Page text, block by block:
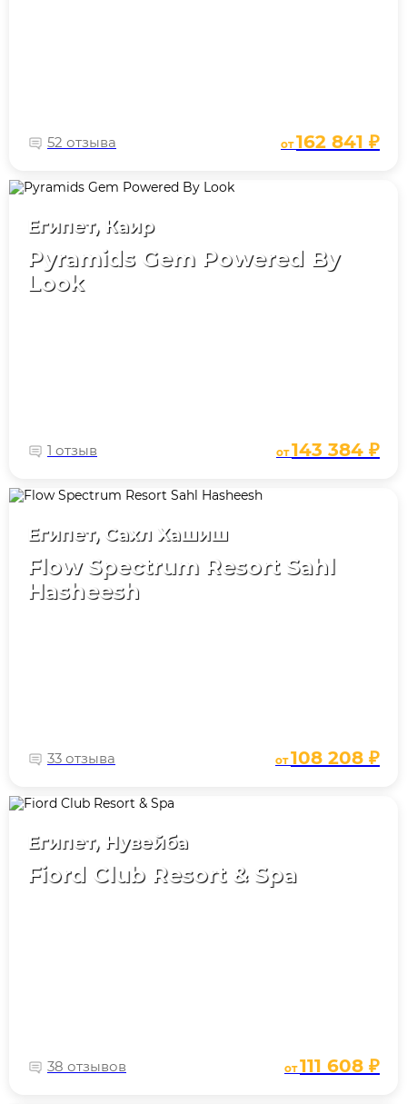
52 отзыва от162 841 ₽
Египет, Каир
Pyramids Gem Powered By
Look
1 отзыв от143 384 ₽
Египет, Сахл Хашиш
Flow Spectrum Resort Sahl
Hasheesh
33 отзыва от108 208 ₽
Египет, Нувейба
Fiord Club Resort & Spa
38 отзывов от111 608 ₽